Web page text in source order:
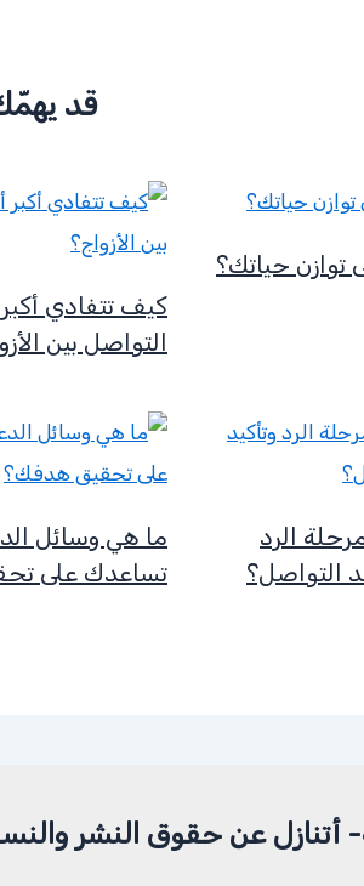
قد
حياتك؟
كيف تتفادي
التواصل بين
الرد
التواصل؟
ما هي وسائل
تساعدك على
أتنازل عن حقوق النشر